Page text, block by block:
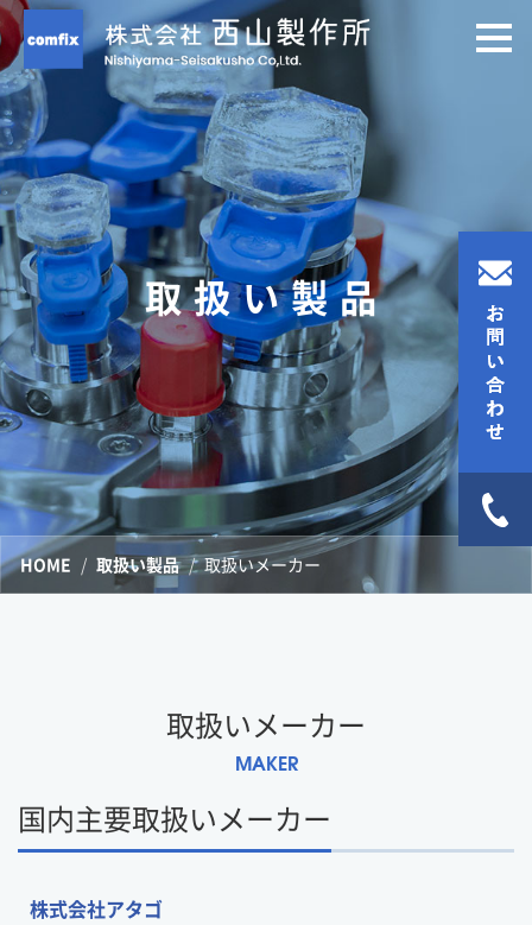
取扱い製品
HOME 取扱い製品 取扱いメーカー
取扱いメーカー
MAKER
国内主要取扱いメーカー
株式会社アタゴ